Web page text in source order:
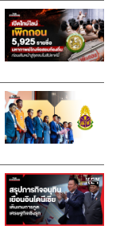
พร
กียรติ
รรัตน์